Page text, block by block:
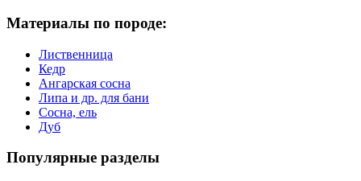
Материалы по породе:
Лиственница
Кедр
Ангарская сосна
Липа и др. для бани
Сосна, ель
Дуб
Популярные разделы